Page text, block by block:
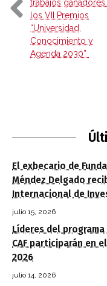
trabajos
los VII Premios
“Universidad,
Conocimiento y
Agenda 2030”
El exbecario de
Méndez Delgado
Internacional de
julio 15, 2026
Líderes del
CAF participarán en
2026
julio 14, 2026